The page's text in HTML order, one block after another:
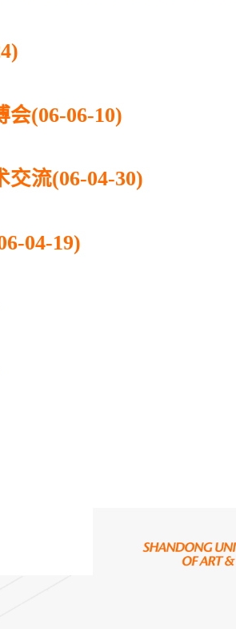
(06-06-10)
流(06-04-30)
04-19)